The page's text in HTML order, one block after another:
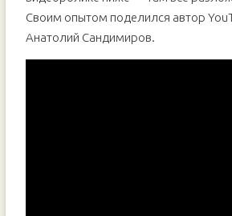
Своим опытом поделился автор
Анатолий Сандимиров.